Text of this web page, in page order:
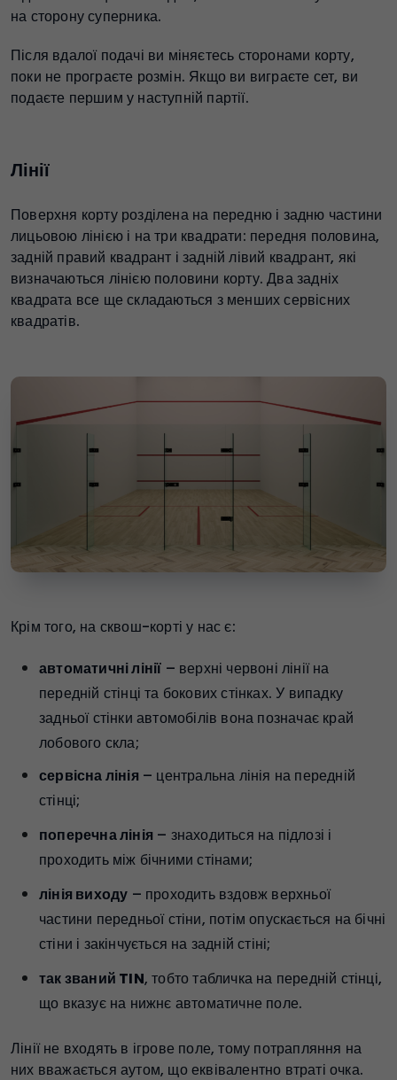
на сторону суперника.
Після вдалої подачі ви міняєтесь сторонами корту,
поки не програєте розмін. Якщо ви виграєте сет, ви
подаєте першим у наступній партії.
Лінії
Поверхня корту розділена на передню і задню частини
лицьовою лінією і на три квадрати: передня половина,
задній правий квадрант і задній лівий квадрант, які
визначаються лінією половини корту. Два задніх
квадрата все ще складаються з менших сервісних
квадратів.
Крім того, на сквош-корті у нас є:
автоматичні лінії – верхні червоні лінії на
передній стінці та бокових стінках. У випадку
задньої стінки автомобілів вона позначає край
лобового скла;
сервісна лінія – центральна лінія на передній
стінці;
поперечна лінія – знаходиться на підлозі і
проходить між бічними стінами;
лінія виходу – проходить вздовж верхньої
частини передньої стіни, потім опускається на бічні
стіни і закінчується на задній стіні;
так званий TIN, тобто табличка на передній стінці,
що вказує на нижнє автоматичне поле.
Лінії не входять в ігрове поле, тому потрапляння на
них вважається аутом, що еквівалентно втраті очка.